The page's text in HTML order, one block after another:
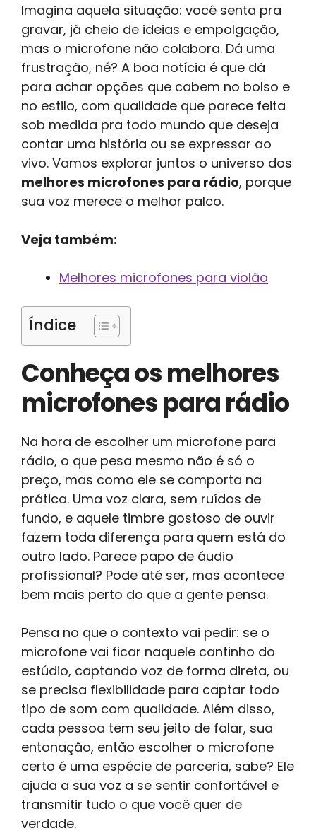
Imagina aquela situação: você senta pra
gravar, já cheio de ideias e empolgação,
mas o microfone não colabora. Dá uma
frustração, né? A boa notícia é que dá
para achar opções que cabem no bolso e
no estilo, com qualidade que parece feita
sob medida pra todo mundo que deseja
contar uma história ou se expressar ao
vivo. Vamos explorar juntos o universo dos
melhores microfones para rádio, porque
sua voz merece o melhor palco.
Veja também:
Melhores microfones para violão
Índice
Conheça os melhores
microfones para rádio
Na hora de escolher um microfone para
rádio, o que pesa mesmo não é só o
preço, mas como ele se comporta na
prática. Uma voz clara, sem ruídos de
fundo, e aquele timbre gostoso de ouvir
fazem toda diferença para quem está do
outro lado. Parece papo de áudio
profissional? Pode até ser, mas acontece
bem mais perto do que a gente pensa.
Pensa no que o contexto vai pedir: se o
microfone vai ficar naquele cantinho do
estúdio, captando voz de forma direta, ou
se precisa flexibilidade para captar todo
tipo de som com qualidade. Além disso,
cada pessoa tem seu jeito de falar, sua
entonação, então escolher o microfone
certo é uma espécie de parceria, sabe? Ele
ajuda a sua voz a se sentir confortável e
transmitir tudo o que você quer de
verdade.